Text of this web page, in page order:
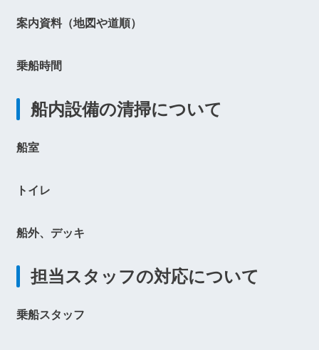
案内資料（地図や道順）
乗船時間
船内設備の清掃について
船室
トイレ
船外、デッキ
担当スタッフの対応について
乗船スタッフ